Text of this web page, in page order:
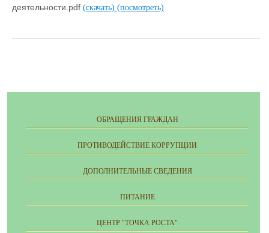
деятельности.pdf (скачать) (посмотреть)
ОБРАЩЕНИЯ ГРАЖДАН
ПРОТИВОДЕЙСТВИЕ КОРРУПЦИИ
ДОПОЛНИТЕЛЬНЫЕ СВЕДЕНИЯ
ПИТАНИЕ
ЦЕНТР "ТОЧКА РОСТА"